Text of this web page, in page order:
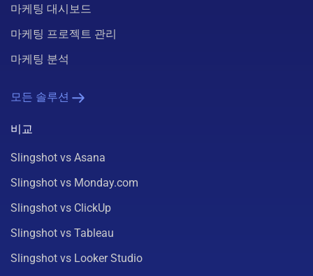
마케팅 대시보드
마케팅 프로젝트 관리
마케팅 분석
모든 솔루션
비교
Slingshot vs Asana
Slingshot vs Monday.com
Slingshot vs ClickUp
Slingshot vs Tableau
Slingshot vs Looker Studio